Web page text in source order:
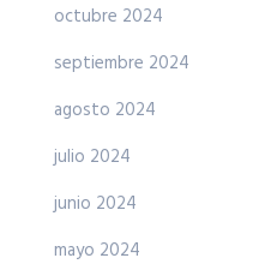
octubre 2024
septiembre 2024
agosto 2024
julio 2024
junio 2024
mayo 2024